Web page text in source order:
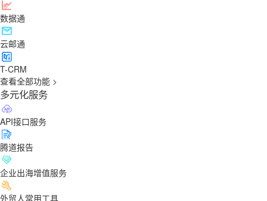
数据通
云邮通
T-CRM
查看全部功能 >
多元化服务
API接口服务
腾道报告
企业出海增值服务
外贸人常用工具